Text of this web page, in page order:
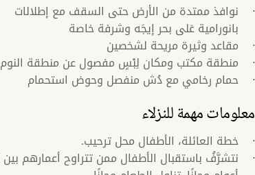
نوافذ ممتدة من الأرض حتى السقف مع إطلالات
بانورامية عَلى بحر إيجَه وشرفة خاصة
مقاعد وثيرة مريحة لشخصين
منطقة مكتب ومكان لِبْسٍ مفصول عن منطقة النوم
حمام رخامي مع دُش منفصل وحوض استحمام
معلومات مهمة للنزلاء
خطة العائلة، الأطفال محل ترحيب.